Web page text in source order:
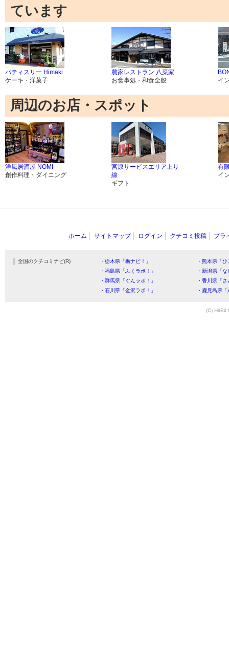
ています
パティスリー Himaki
ケーキ・洋菓子
農家レストラン 八菜家
お食事処・和食全般
イ
周辺のお店・スポット
洋風居酒屋 NOMI
創作料理・ダイニング
宮原サービスエリア上り
線
ギフト
有
イ
ホーム サイトマップ ログイン クチコミ投稿 プラ
全国のクチコミナビ(R) ・栃木県「栃ナビ！」
・熊本県「
・福島県「ふくラボ！」
・新潟県「
・群馬県「ぐんラボ！」
・香川県「
・石川県「金沢ラボ！」
・鹿児島県
(C) HitBit